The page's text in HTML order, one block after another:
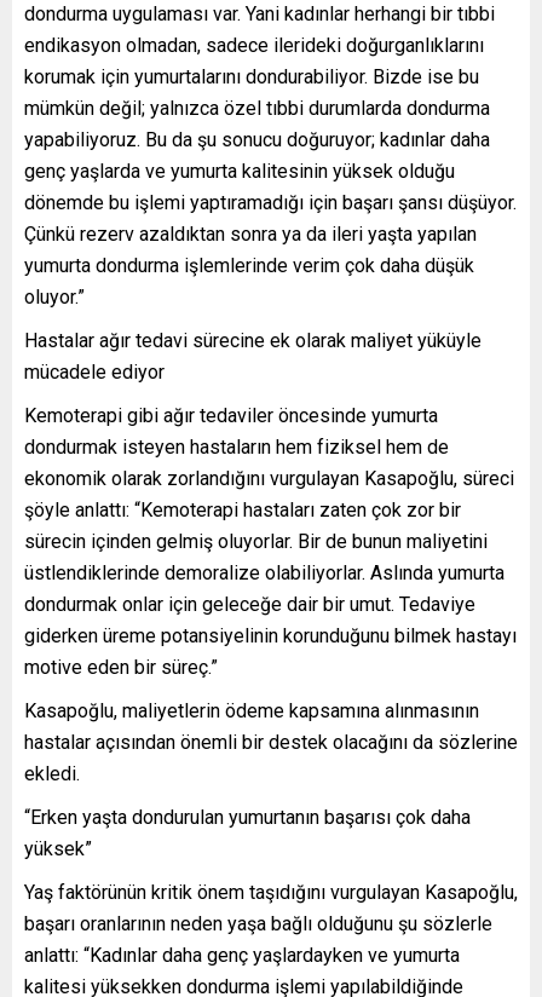
dondurma uygulaması var. Yani kadınlar herhangi bir tıbbi
endikasyon olmadan, sadece ilerideki doğurganlıklarını
korumak için yumurtalarını dondurabiliyor. Bizde ise bu
mümkün değil; yalnızca özel tıbbi durumlarda dondurma
yapabiliyoruz. Bu da şu sonucu doğuruyor; kadınlar daha
genç yaşlarda ve yumurta kalitesinin yüksek olduğu
dönemde bu işlemi yaptıramadığı için başarı şansı düşüyor.
Çünkü rezerv azaldıktan sonra ya da ileri yaşta yapılan
yumurta dondurma işlemlerinde verim çok daha düşük
oluyor.”
Hastalar ağır tedavi sürecine ek olarak maliyet yüküyle
mücadele ediyor
Kemoterapi gibi ağır tedaviler öncesinde yumurta
dondurmak isteyen hastaların hem fiziksel hem de
ekonomik olarak zorlandığını vurgulayan Kasapoğlu, süreci
şöyle anlattı: “Kemoterapi hastaları zaten çok zor bir
sürecin içinden gelmiş oluyorlar. Bir de bunun maliyetini
üstlendiklerinde demoralize olabiliyorlar. Aslında yumurta
dondurmak onlar için geleceğe dair bir umut. Tedaviye
giderken üreme potansiyelinin korunduğunu bilmek hastayı
motive eden bir süreç.”
Kasapoğlu, maliyetlerin ödeme kapsamına alınmasının
hastalar açısından önemli bir destek olacağını da sözlerine
ekledi.
“Erken yaşta dondurulan yumurtanın başarısı çok daha
yüksek”
Yaş faktörünün kritik önem taşıdığını vurgulayan Kasapoğlu,
başarı oranlarının neden yaşa bağlı olduğunu şu sözlerle
anlattı: “Kadınlar daha genç yaşlardayken ve yumurta
kalitesi yüksekken dondurma işlemi yapılabildiğinde